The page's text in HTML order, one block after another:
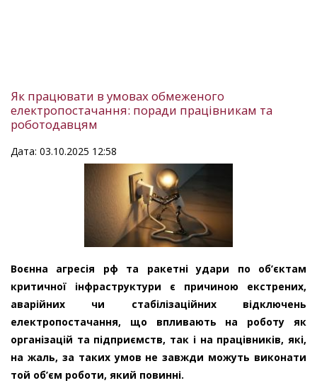
Як працювати в умовах обмеженого
електропостачання: поради працівникам та
роботодавцям
Дата: 03.10.2025 12:58
Воєнна агресія рф та ракетні удари по об’єктам
критичної інфраструктури є причиною екстрених,
аварійних чи стабілізаційних відключень
електропостачання, що впливають на роботу як
організацій та підприємств, так і на працівників, які,
на жаль, за таких умов не завжди можуть виконати
той об’єм роботи, який повинні.